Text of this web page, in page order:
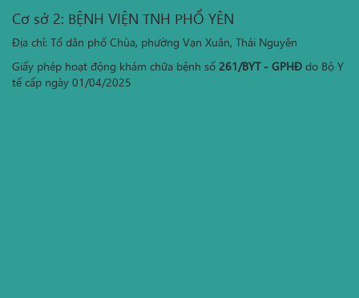
Cơ sở 2: BỆNH VIỆN TNH PHỔ YÊN
Địa chỉ: Tổ dân phố Chùa, phường Vạn Xuân, Thái Nguyên
Giấy phép hoạt động khám chữa bệnh số 261/BYT - GPHĐ do Bộ Y
tế cấp ngày 01/04/2025